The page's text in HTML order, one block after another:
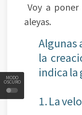
MODO
OSCURO
Voy a poner
aleyas.
Algunas
la
indica la
1. La